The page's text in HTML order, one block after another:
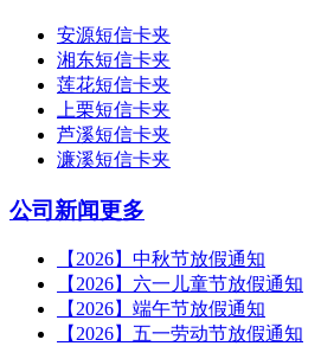
安源短信卡夹
湘东短信卡夹
莲花短信卡夹
上栗短信卡夹
芦溪短信卡夹
濂溪短信卡夹
公司新闻更多
【2026】中秋节放假通知
【2026】六一儿童节放假通知
【2026】端午节放假通知
【2026】五一劳动节放假通知